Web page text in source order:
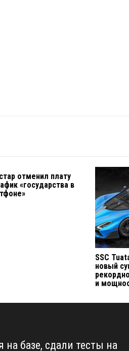
отменил плату
«государства в
SSC
новый
и
на базе, сдали тесты на